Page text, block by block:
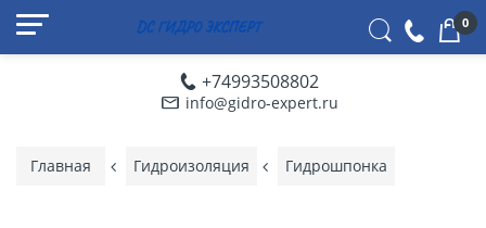
+74993508802
info@gidro-expert.ru
0
Главная Гидроизоляция Гидрошпонка